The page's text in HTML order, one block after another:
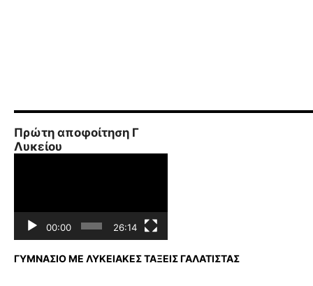
Πρώτη αποφοίτηση Γ
Λυκείου
00:00 26:14
ΓΥΜΝΑΣΙΟ ΜΕ ΛΥΚΕΙΑΚΕΣ ΤΑΞΕΙΣ ΓΑΛΑΤΙΣΤΑΣ